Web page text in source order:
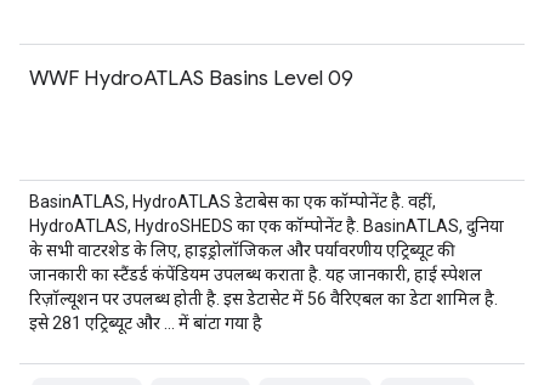
WWF HydroATLAS Basins Level 09
BasinATLAS, HydroATLAS डेटाबेस का एक कॉम्पोनेंट है. वहीं,
HydroATLAS, HydroSHEDS का एक कॉम्पोनेंट है. BasinATLAS, दुनिया
के सभी वाटरशेड के लिए, हाइड्रोलॉजिकल और पर्यावरणीय एट्रिब्यूट की
जानकारी का स्टैंडर्ड कंपेंडियम उपलब्ध कराता है. यह जानकारी, हाई स्पेशल
रिज़ॉल्यूशन पर उपलब्ध होती है. इस डेटासेट में 56 वैरिएबल का डेटा शामिल है.
इसे 281 एट्रिब्यूट और … में बांटा गया है